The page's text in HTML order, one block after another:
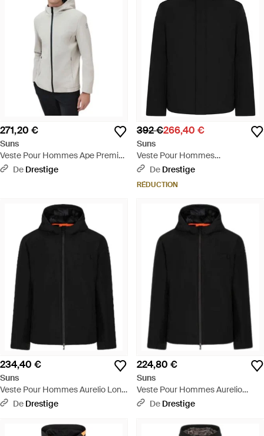
271,20 €
Suns
Veste Pour Hommes Ape Premier
Sable - Blanc
De Drestige
392 €266,40 €
Suns
Veste Pour Hommes
Montebianco Four Noir - Noir
De Drestige
RÉDUCTION
234,40 €
Suns
Veste Pour Hommes Aurelio Long
Velour Noir - Noir
De Drestige
224,80 €
Suns
Veste Pour Hommes Aurelio
Velour Noir - Noir
De Drestige